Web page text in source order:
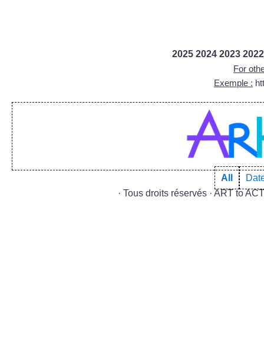
2025 2024 2023 2022
For
Exemple :
All
· Tous droits réservés · ART to